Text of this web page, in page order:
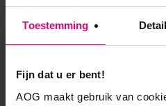
Toestemming
Fijn dat u er bent!
AOG maakt gebruik van
Sigrid
Ben je enthousiast over
meer weten? Neem dan